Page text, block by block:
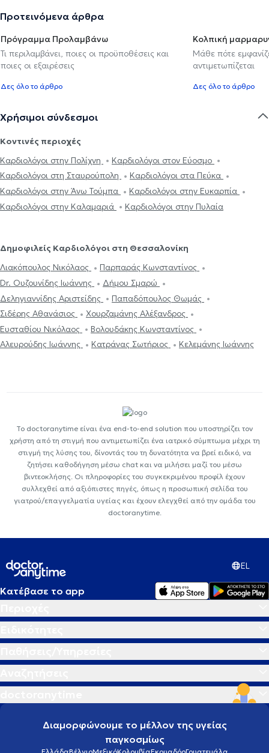
Προτεινόμενα άρθρα
Πρόγραμμα Προλαμβάνω
Τι περιλαμβάνει, ποιες οι προϋποθέσεις και
ποιες οι εξαιρέσεις
Δες όλο το άρθρο
Κολπική
Μάθε πότε
αντιμετωπίζεται
Δες όλο το άρθρο
Χρήσιμοι σύνδεσμοι
Κοντινές περιοχές
Καρδιολόγοι στην Πολίχνη
Καρδιολόγοι στον Εύοσμο
Καρδιολόγοι στη Σταυρούπολη
Καρδιολόγοι στα Πεύκα
Καρδιολόγοι στην Άνω Τούμπα
Καρδιολόγοι στην Ευκαρπία
Καρδιολόγοι στην Καλαμαριά
Καρδιολόγοι στην Πυλαία
Δημοφιλείς Καρδιολόγοι στη Θεσσαλονίκη
Λιακόπουλος Νικόλαος
Παρπαράς Κωνσταντίνος
Dr. Ουζουνίδης Ιωάννης
Δήμου Σμαρώ
Δεληγιαννίδης Αριστείδης
Παπαδόπουλος Θωμάς
Σιδέρης Αθανάσιος
Χουρζαμάνης Αλέξανδρος
Ευσταθίου Νικόλαος
Βολουδάκης Κωνσταντίνος
Αλευρούδης Ιωάννης
Κατράνας Σωτήριος Κελεμάνης Ιωάννης
Το doctoranytime είναι ένα end-to-end solution που υποστηρίζει τον
χρήστη από τη στιγμή που αντιμετωπίζει ένα ιατρικό σύμπτωμα μέχρι τη
στιγμή της λύσης του, δίνοντάς του τη δυνατότητα να βρεί ειδικό, να
ζητήσει καθοδήγηση μέσω chat και να μιλήσει μαζί του μέσω
βιντεοκλήσης. Οι πληροφορίες του συγκεκριμένου προφίλ έχουν
συλλεχθεί από αξιόπιστες πηγές, όπως η προσωπική σελίδα του
γιατρού/επαγγελματία υγείας και έχουν ελεγχθεί από την ομάδα του
doctoranytime.
EL
Κατέβασε το app
Διαμορφώνουμε το μέλλον της υγείας
παγκοσμίως